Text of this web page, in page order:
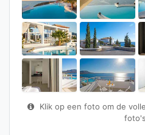
Klik op een foto om de